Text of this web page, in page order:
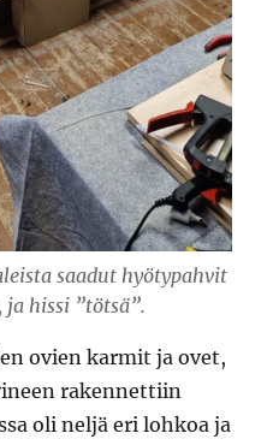
saadut hyötypahvit
hissi ”tötsä”.
ovien karmit ja ovet,
rakennettiin
oli neljä eri lohkoa ja